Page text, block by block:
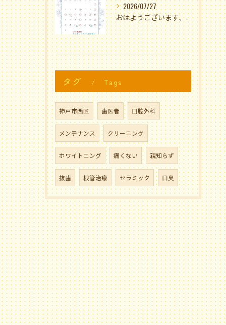
2026/07/27
おはようございます、黒木歯科医院です🌻✨
タグ Tags
神戸市西区 歯医者 口腔外科
メンテナンス クリーニング
ホワイトニング 痛くない 親知らず
抜歯 根管治療 セラミック 口臭